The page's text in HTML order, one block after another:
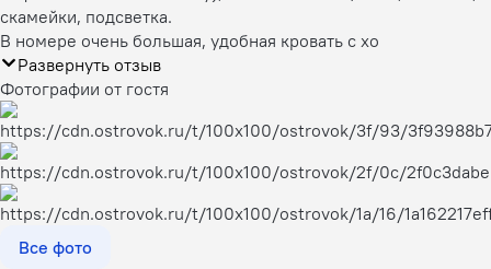
скамейки, подсветка.
В номере очень большая, удобная кровать с хо
Развернуть отзыв
Фотографии от гостя
Все фото